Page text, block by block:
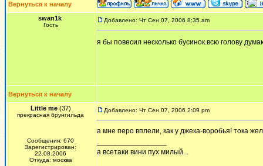
Вернуться к началу
swan1k
Гость
Добавлено: Чт Сен 07, 2006 8:35 am
я бы повесил несколько бусинок.всю голову
Вернуться к началу
Little me(37)
прекрасная брунгильда
Сообщения: 670
Зарегистрирован:
22.08.2006
Откуда: москва
Добавлено: Чт Сен 07, 2006 2:09 pm
а мне перо вплели, как у джека-воробья! тока
а всетаки вини пух милый...